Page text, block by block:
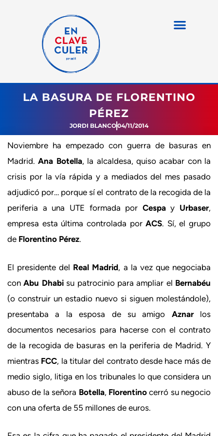
LA BASURA DE FLORENTINO
PÉREZ
JORDI BLANCO04/11/2014
Noviembre ha empezado con guerra de basuras en
Madrid.Ana Botella, la alcaldesa, quiso acabar con la
crisis por la vía rápida y a mediados del mes pasado
adjudicó por… porque sí el contrato de la recogida de la
periferia a una UTE formada por Cespay Urbaser,
empresa esta última controlada porACS. Sí, el grupo
de Florentino Pérez.
El presidente del Real Madrid, a la vez que negociaba
conAbu Dhabisu patrocinio para ampliar el Bernabéu
(o construir un estadio nuevo si siguen molestándole),
presentaba a la esposa de su amigo Aznarlos
documentos necesarios para hacerse con el contrato
de la recogida de basuras en la periferia de Madrid. Y
mientras FCC, la titular del contrato desde hace más de
medio siglo, litiga en los tribunales lo que considera un
abuso de la señora Botella, Florentinocerró su negocio
con una oferta de 55 millones de euros.